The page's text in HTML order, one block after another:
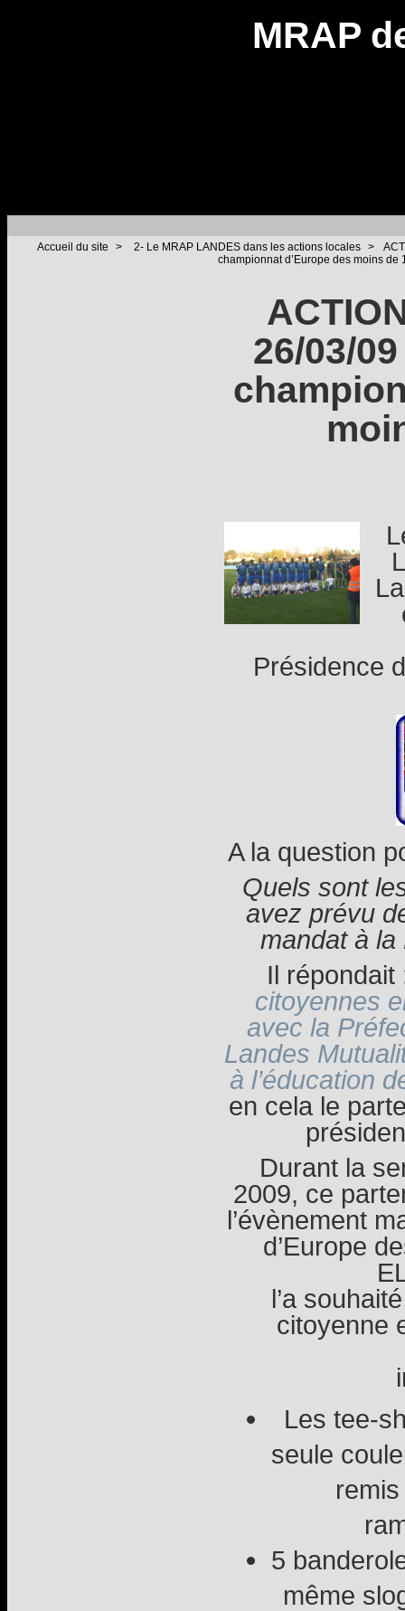
MRAP
Accueil du site > 2- Le MRAP LANDES dans les actions locales >
championnat d’Europe des moins de
26/03/
Présidence
A la question
Quels sont
avez prévu
mandat à
Il
citoyennes
avec la
Landes
à l’éducation
en cela le
Durant la
2009, ce
l’évènement
d’Europe
l’a
citoyenne
Les tee-
seule
5
même